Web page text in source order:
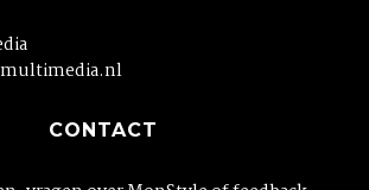
CONTACT